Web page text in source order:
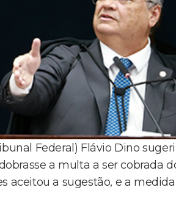
Federal) Flávio Dino
a multa a ser cobrada
aceitou a sugestão, e a